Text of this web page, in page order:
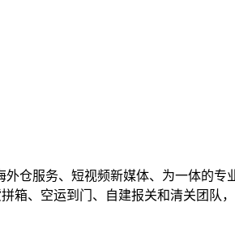
仓服务、短视频新媒体、为一体的专
箱、空运到门、自建报关和清关团队